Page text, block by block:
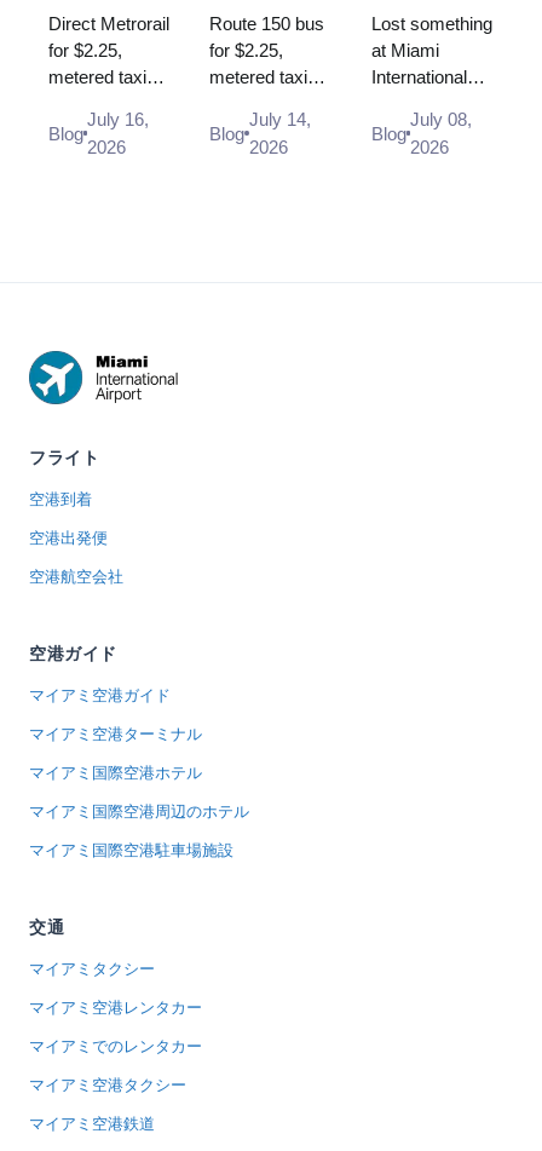
Airport to
Brickell
Direct Metrorail
for $2.25,
metered taxi
Uber - every
way from MIA
Blog
July 16,
2026
South
Beach: Bus
150, Taxi,
Uber (2026
Guide)
Route 150 bus
for $2.25,
metered taxi
$35 flat rate is
gone) or Uber -
Blog
July 14,
2026
Lost and
Found:
How to
Report a
Lost Item
Lost something
at Miami
International
is exactly
where and how
Blog
July 08,
2026
フライト
空港到着
空港出発便
空港航空会社
空港ガイド
マイアミ空港ガイド
マイアミ空港ターミナル
マイアミ国際空港ホテル
マイアミ国際空港周辺のホテル
マイアミ国際空港駐車場施設
交通
マイアミタクシー
マイアミ空港レンタカー
マイアミでのレンタカー
マイアミ空港タクシー
マイアミ空港鉄道